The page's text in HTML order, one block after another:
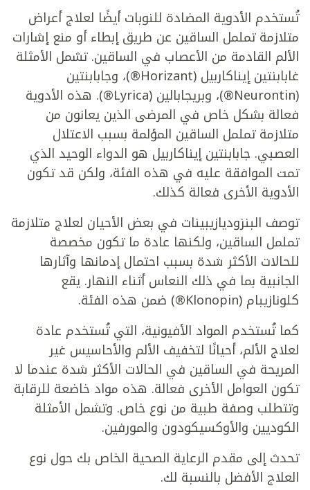
تُستخدم الأدوية المضادة للنوبات أيضًا لعلاج أعراض
متلازمة تململ الساقين عن طريق إبطاء أو منع إشارات
الألم القادمة من الأعصاب في الساقين. تشمل الأمثلة
غابابنتين إيناكاربيل (Horizant®)، وجابابنتين
(Neurontin®)، وبريجابالين (Lyrica®). هذه الأدوية
فعالة بشكل خاص في المرضى الذين يعانون من
متلازمة تململ الساقين المؤلمة بسبب الاعتلال
العصبي. جابابنتين إيناكاربيل هو الدواء الوحيد الذي
تمت الموافقة عليه في هذه الفئة، ولكن قد تكون
الأدوية الأخرى فعالة كذلك.
توصف البنزوديازيبينات في بعض الأحيان لعلاج متلازمة
تململ الساقين، ولكنها عادة ما تكون مخصصة
للحالات الأكثر شدة بسبب احتمال إدمانها وآثارها
الجانبية بما في ذلك النعاس أثناء النهار. يقع
كلونازيبام (Klonopin®) ضمن هذه الفئة.
كما تُستخدم المواد الأفيونية، التي تُستخدم عادة
لعلاج الألم، أحيانًا لتخفيف الألم والأحاسيس غير
المريحة في الساقين في الحالات الأكثر شدة عندما لا
تكون العوامل الأخرى فعالة. هذه مواد خاضعة للرقابة
وتتطلب وصفة طبية من نوع خاص. وتشمل الأمثلة
الكوديين والأوكسيكودون والمورفين.
تحدث إلى مقدم الرعاية الصحية الخاص بك حول نوع
العلاج الأفضل بالنسبة لك.